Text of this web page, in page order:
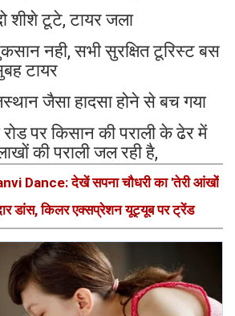
शीशे टूटे, टायर जला
नही, सभी सुरक्षित टूरिस्ट बस
टायर
जैसा हादसा होने से बच गया
रोड पर किसान की पराली के ढेर में
की पराली जल रही है,
Dance: देखें सपना चौधरी का 'तेरी आंखों
डांस, किलर एक्सप्रेशन यूट्यूब पर ट्रेंड